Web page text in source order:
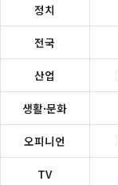
정치
전국
산업
생활·문화
오피니언
TV